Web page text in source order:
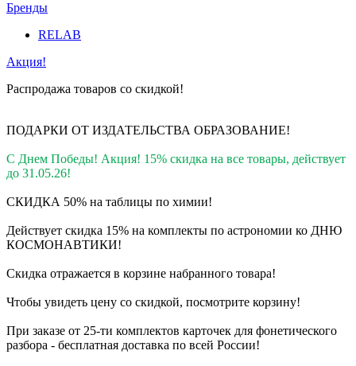
Бренды
RELAB
Акция!
Распродажа товаров со скидкой!
ПОДАРКИ ОТ ИЗДАТЕЛЬСТВА ОБРАЗОВАНИЕ!
С Днем Победы! Акция! 15% скидка на все товары, действует
до 31.05.26!
СКИДКА 50% на таблицы по химии!
Действует скидка 15% на комплекты по астрономии ко ДНЮ
КОСМОНАВТИКИ!
Скидка отражается в корзине набранного товара!
Чтобы увидеть цену со скидкой, посмотрите корзину!
При заказе от 25-ти комплектов карточек для фонетического
разбора - бесплатная доставка по всей России!